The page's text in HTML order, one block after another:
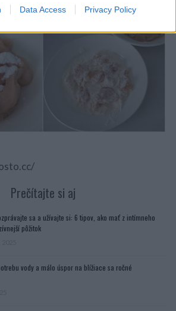
Data Access Privacy Policy
Prečítajte si aj
sa a užívajte si: 6 tipov, ako mať z intímneho
pôžitok
vody a málo úspor na blížiace sa ročné